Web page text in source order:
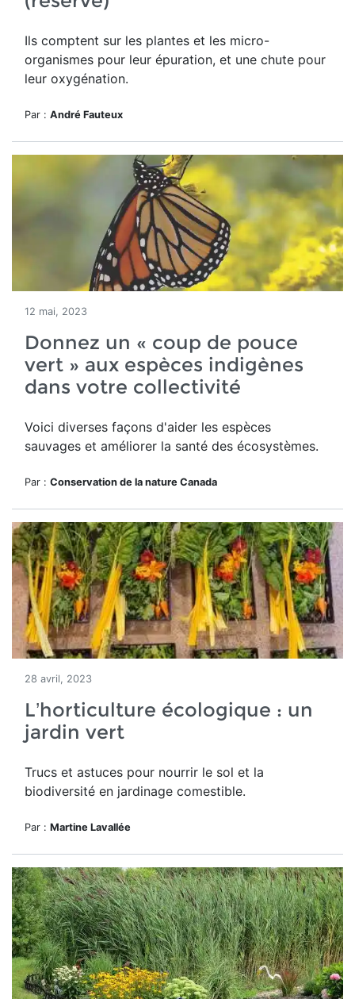
Ils comptent sur les plantes et les micro-
organismes pour leur épuration, et une chute pour
leur oxygénation.
Par : André Fauteux
12 mai, 2023
Donnez un « coup de pouce
vert » aux espèces indigènes
dans votre collectivité
Voici diverses façons d'aider les espèces
sauvages et améliorer la santé des écosystèmes.
Par : Conservation de la nature Canada
28 avril, 2023
L’horticulture écologique : un
jardin vert
Trucs et astuces pour nourrir le sol et la
biodiversité en jardinage comestible.
Par : Martine Lavallée